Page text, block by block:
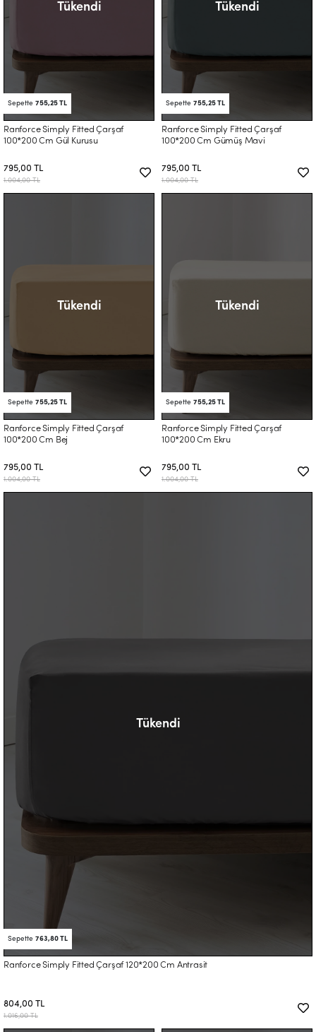
Sepette 755,25 TL
Tükendi
Ranforce Simply Fitted Çarşaf
100*200 Cm Gül Kurusu
795,00 TL
1.004,00 TL
Sepette 755,25 TL
Tükendi
Ranforce Simply Fitted Çarşaf
100*200 Cm Gümüş Mavi
795,00 TL
1.004,00 TL
Sepette 755,25 TL
Tükendi
Ranforce Simply Fitted Çarşaf
100*200 Cm Bej
795,00 TL
1.004,00 TL
Sepette 755,25 TL
Tükendi
Ranforce Simply Fitted Çarşaf
100*200 Cm Ekru
795,00 TL
1.004,00 TL
Sepette 763,80 TL
Tükendi
Ranforce Simply Fitted Çarşaf 120*200 Cm Antrasit
804,00 TL
1.016,00 TL